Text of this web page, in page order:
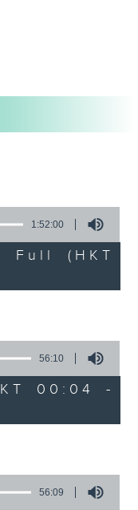
1:52:00
Full (HKT
56:10
00:04 -
56:09